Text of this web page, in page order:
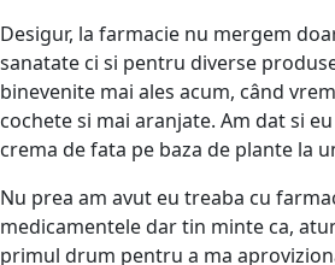
Desigur, la farmacie nu mergem
sanatate ci si pentru diverse
binevenite mai ales acum, când
cochete si mai aranjate. Am dat si eu
crema de fata pe baza de plante la
Nu prea am avut eu treaba cu
medicamentele dar tin minte ca,
primul drum pentru a ma